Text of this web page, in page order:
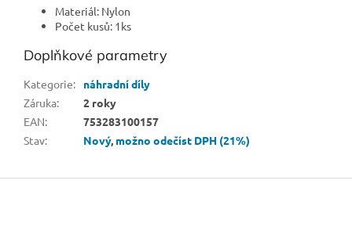
Materiál: Nylon
Počet kusů: 1ks
Doplňkové parametry
Kategorie:
náhradní díly
Záruka:
2 roky
EAN:
753283100157
Stav: Nový, možno odečíst DPH (21%)
Z